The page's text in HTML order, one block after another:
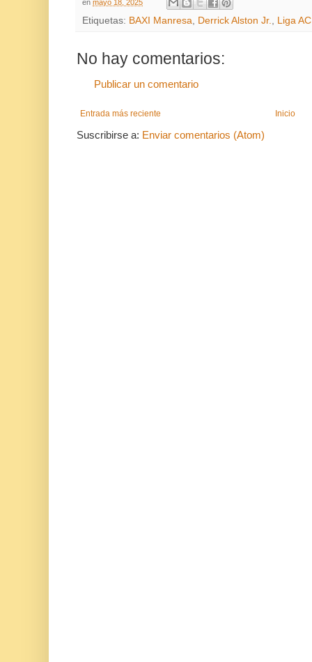
en mayo 18, 2025
Etiquetas: BAXI Manresa, Derrick Alston Jr., Liga
No hay comentarios:
Publicar un comentario
Entrada más reciente Inicio
Suscribirse a: Enviar comentarios (Atom)